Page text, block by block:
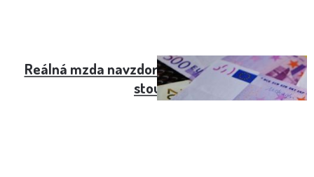
Reálná mzda navzdory inflaci na Slovensku
stoupla